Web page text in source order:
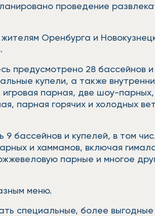
проведение
Оренбурга и
предусмотрено 28 бассейнов и
купели, а также
парная, две шоу-
парная горячих и холодных
бассейнов и купелей, в том
и хаммамов, включая
парные и многое
меню.
специальные, более